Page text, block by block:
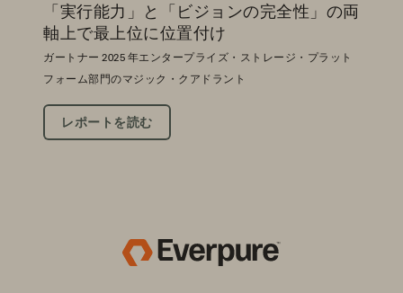
「実行能力」と「ビジョンの完全性」の両
軸上で最上位に位置付け
ガートナー 2025 年エンタープライズ・ストレージ・プラット
フォーム部門のマジック・クアドラント
レポートを読む